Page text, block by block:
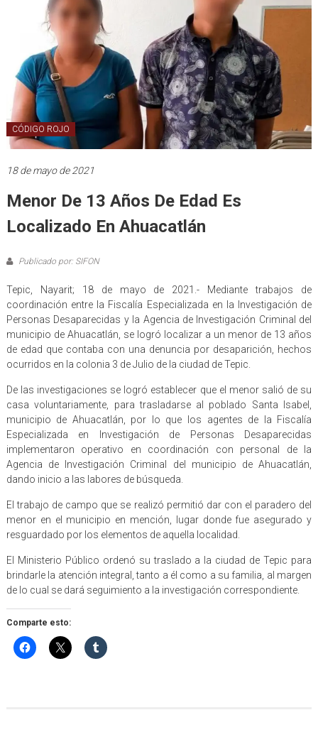
CÓDIGO ROJO
18 de mayo de 2021
Menor De 13 Años De Edad Es
Localizado En Ahuacatlán
Publicado por: SIFON
Tepic, Nayarit; 18 de mayo de 2021.- Mediante trabajos de
coordinación entre la Fiscalía Especializada en la Investigación de
Personas Desaparecidas y la Agencia de Investigación Criminal del
municipio de Ahuacatlán, se logró localizar a un menor de 13 años
de edad que contaba con una denuncia por desaparición, hechos
ocurridos en la colonia 3 de Julio de la ciudad de Tepic.
De las investigaciones se logró establecer que el menor salió de su
casa voluntariamente, para trasladarse al poblado Santa Isabel,
municipio de Ahuacatlán, por lo que los agentes de la Fiscalía
Especializada en Investigación de Personas Desaparecidas
implementaron operativo en coordinación con personal de la
Agencia de Investigación Criminal del municipio de Ahuacatlán,
dando inicio a las labores de búsqueda.
El trabajo de campo que se realizó permitió dar con el paradero del
menor en el municipio en mención, lugar donde fue asegurado y
resguardado por los elementos de aquella localidad.
El Ministerio Público ordenó su traslado a la ciudad de Tepic para
brindarle la atención integral, tanto a él como a su familia, al margen
de lo cual se dará seguimiento a la investigación correspondiente.
Comparte esto: